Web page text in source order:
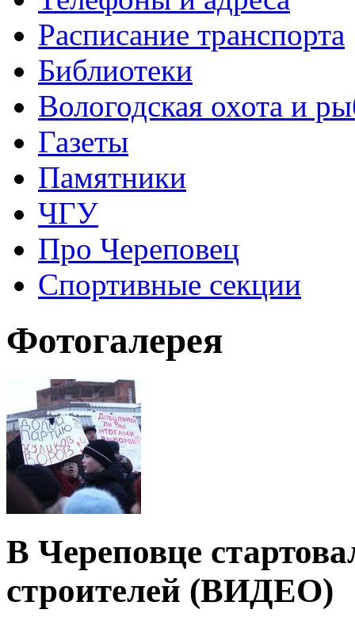
Расписание транспорта
Библиотеки
Вологодская охота и
Газеты
Памятники
ЧГУ
Про Череповец
Спортивные секции
Фотогалерея
В Череповце
строителей (ВИДЕО)